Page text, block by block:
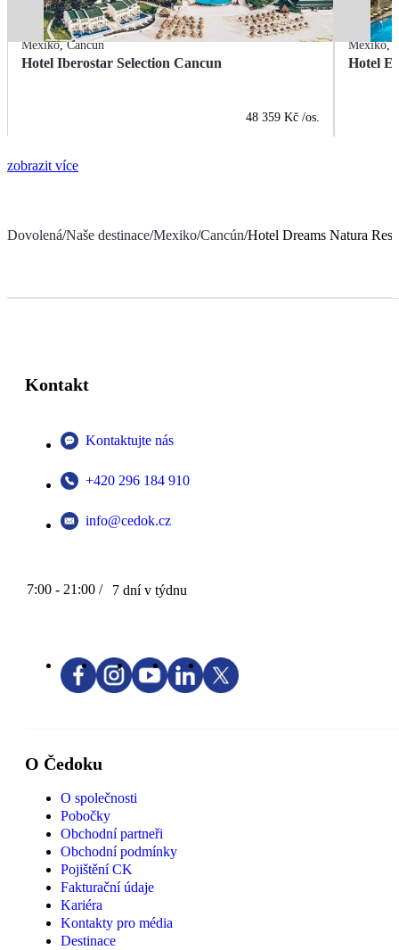
Mexiko,Cancún
Hotel Iberostar Selection Cancun
48 359 Kč /os.
Mexiko,
Hotel
zobrazit více
Dovolená/Naše destinace/Mexiko/Cancún/Hotel Dreams Natura
Kontakt
Kontaktujte nás
+420 296 184 910
info@cedok.cz
7:00 - 21:00 / 7 dní v týdnu
O Čedoku
O společnosti
Pobočky
Obchodní partneři
Obchodní podmínky
Pojištění CK
Fakturační údaje
Kariéra
Kontakty pro média
Destinace